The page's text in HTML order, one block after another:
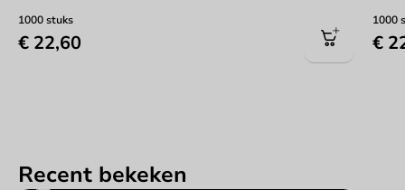
1000 stuks
€ 22,60
1000
€
Recent bekeken